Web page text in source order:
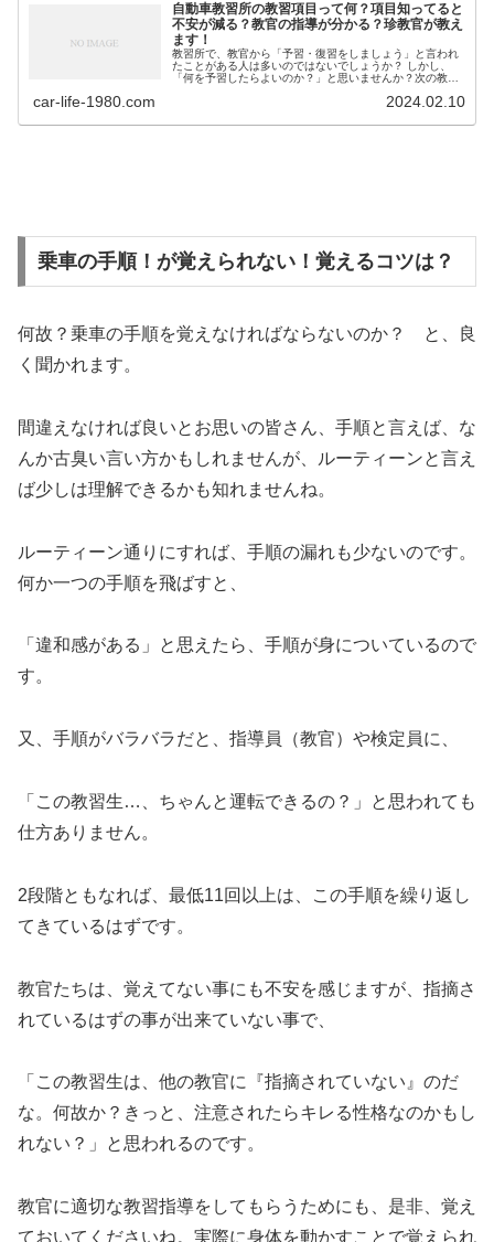
自動車教習所の教習項目って何？項目知ってると
不安が減る？教官の指導が分かる？珍教官が教え
ます！
教習所で、教官から「予習・復習をしましょう」と言われ
たことがある人は多いのではないでしょうか？ しかし、
「何を予習したらよいのか？」と思いませんか？次の教習
car-life-1980.com 2024.02.10
乗車の手順！が覚えられない！覚えるコツは？
何故？乗車の手順を覚えなければならないのか？ と、良
く聞かれます。
間違えなければ良いとお思いの皆さん、手順と言えば、な
んか古臭い言い方かもしれませんが、ルーティーンと言え
ば少しは理解できるかも知れませんね。
ルーティーン通りにすれば、手順の漏れも少ないのです。
何か一つの手順を飛ばすと、
「違和感がある」と思えたら、手順が身についているので
す。
又、手順がバラバラだと、指導員（教官）や検定員に、
「この教習生…、ちゃんと運転できるの？」と思われても
仕方ありません。
2段階ともなれば、最低11回以上は、この手順を繰り返し
てきているはずです。
教官たちは、覚えてない事にも不安を感じますが、指摘さ
れているはずの事が出来ていない事で、
「この教習生は、他の教官に『指摘されていない』のだ
な。何故か？きっと、注意されたらキレる性格なのかもし
れない？」と思われるのです。
教官に適切な教習指導をしてもらうためにも、是非、覚え
ておいてくださいね。実際に身体を動かすことで覚えられ